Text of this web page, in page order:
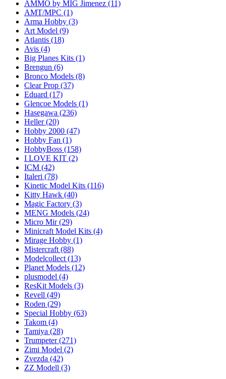
AMMO by MIG Jimenez (11)
AMT/MPC (1)
Arma Hobby (3)
Art Model (9)
Atlantis (18)
Avis (4)
Big Planes Kits (1)
Brengun (6)
Bronco Models (8)
Clear Prop (37)
Eduard (17)
Glencoe Models (1)
Hasegawa (236)
Heller(20)
Hobby 2000 (47)
Hobby Fan (1)
HobbyBoss (158)
I LOVE KIT (2)
ICM (42)
Italeri (78)
Kinetic Model Kits (116)
Kitty Hawk (40)
Magic Factory (3)
MENG Models (24)
Micro Mir(29)
Minicraft Model Kits (4)
Mirage Hobby (1)
Mistercraft (88)
Modelcollect (13)
Planet Models (12)
plusmodel (4)
ResKit Models (3)
Revell (49)
Roden (29)
Special Hobby (63)
Takom (4)
Tamiya (28)
Trumpeter(271)
Zimi Model (2)
Zvezda (42)
ZZ Modell (3)